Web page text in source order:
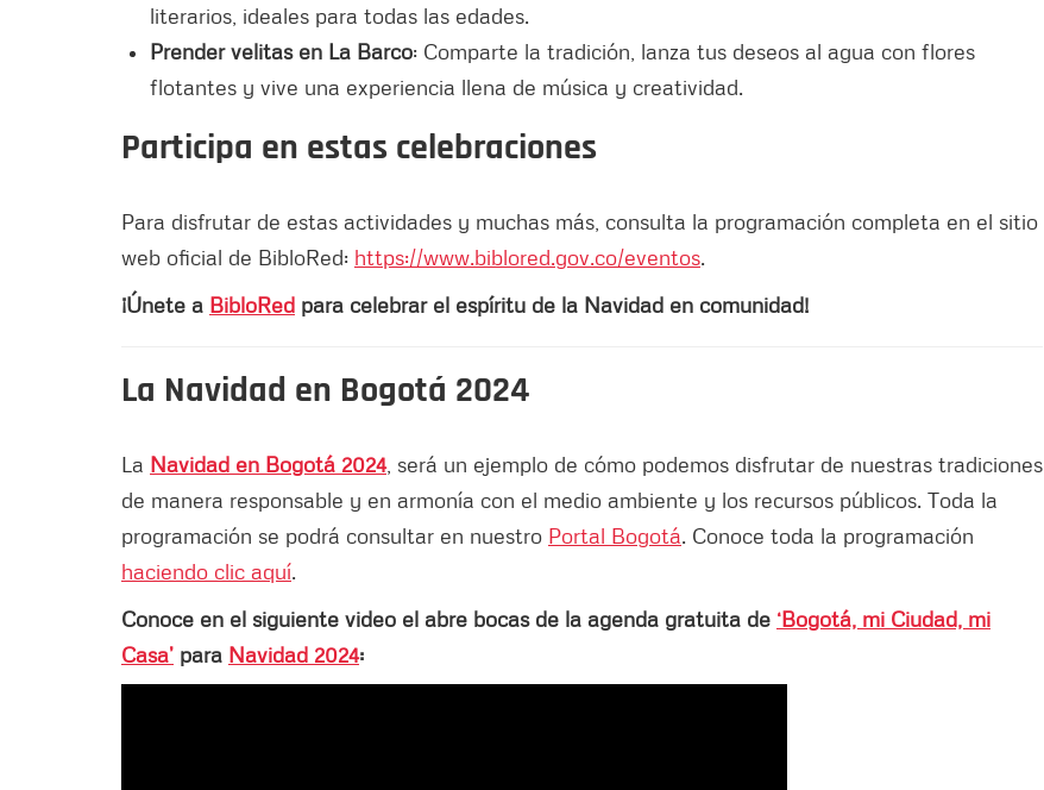
literarios, ideales para todas las edades.
Prender velitas en La Barco: Comparte la tradición, lanza tus deseos al agua con flores
flotantes y vive una experiencia llena de música y creatividad.
Participa en estas celebraciones
Para disfrutar de estas actividades y muchas más, consulta la programación completa en el sitio
web oficial de BibloRed: https://www.biblored.gov.co/eventos.
¡Únete a BibloRed para celebrar el espíritu de la Navidad en comunidad!
La Navidad en Bogotá 2024
La Navidad en Bogotá 2024, será un ejemplo de cómo podemos disfrutar de nuestras tradiciones
de manera responsable y en armonía con el medio ambiente y los recursos públicos. Toda la
programación se podrá consultar en nuestro Portal Bogotá. Conoce toda la programación
haciendo clic aquí.
Conoce en el siguiente video el abre bocas de la agenda gratuita de ‘Bogotá, mi Ciudad, mi
Casa’ para Navidad 2024: